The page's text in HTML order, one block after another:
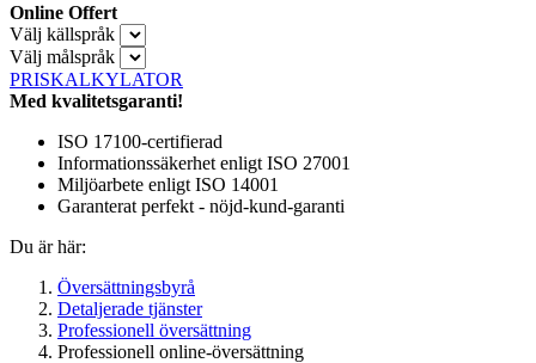
Online Offert
Välj källspråk
Välj målspråk
PRISKALKYLATOR
Med kvalitetsgaranti!
ISO 17100-certifierad
Informationssäkerhet enligt ISO 27001
Miljöarbete enligt ISO 14001
Garanterat perfekt - nöjd-kund-garanti
Du är här:
Översättningsbyrå
Detaljerade tjänster
Professionell översättning
Professionell online-översättning